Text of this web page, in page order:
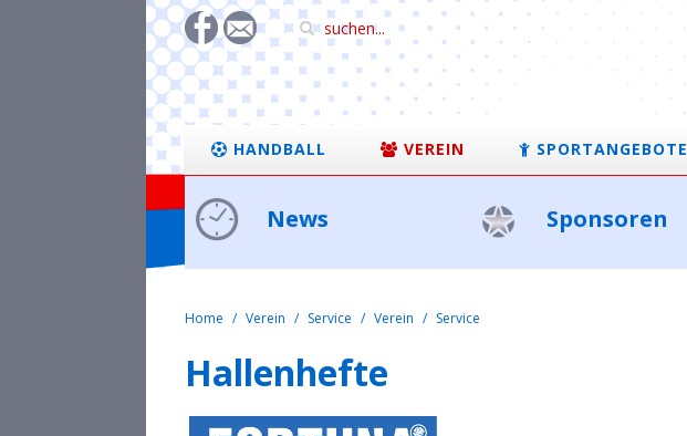
HANDBALL VEREIN SPORTANGEBOTE
News Sponsoren
Home Verein Service Verein Service
Hallenhefte